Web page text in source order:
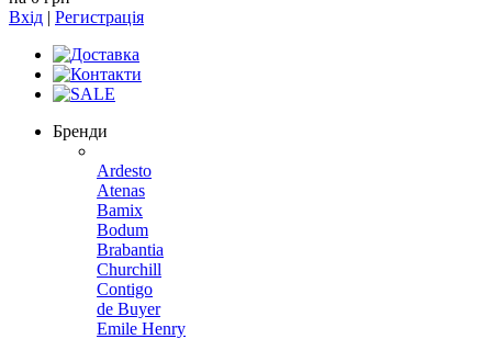
Вхід | Регистрація
Бренди
Ardesto
Atenas
Bamix
Bodum
Brabantia
Churchill
Contigo
de Buyer
Emile Henry